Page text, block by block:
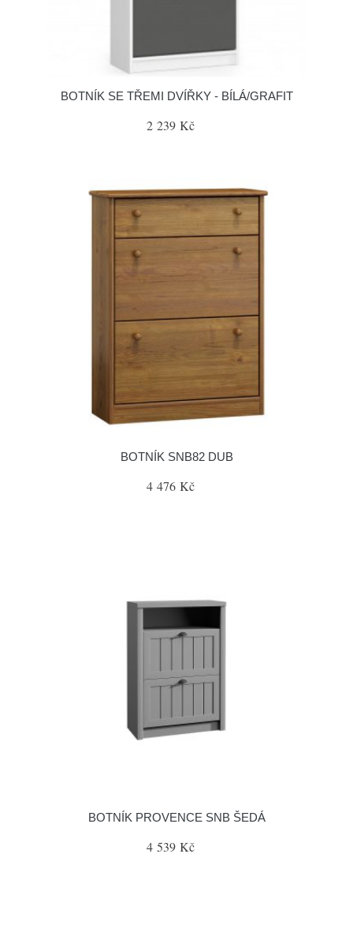
BOTNÍK SE TŘEMI DVÍŘKY - BÍLÁ/GRAFIT
2 239 Kč
BOTNÍK SNB82 DUB
4 476 Kč
BOTNÍK PROVENCE SNB ŠEDÁ
4 539 Kč